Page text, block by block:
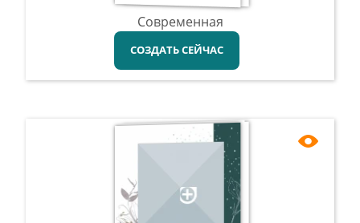
Современная
СОЗДАТЬ СЕЙЧАС